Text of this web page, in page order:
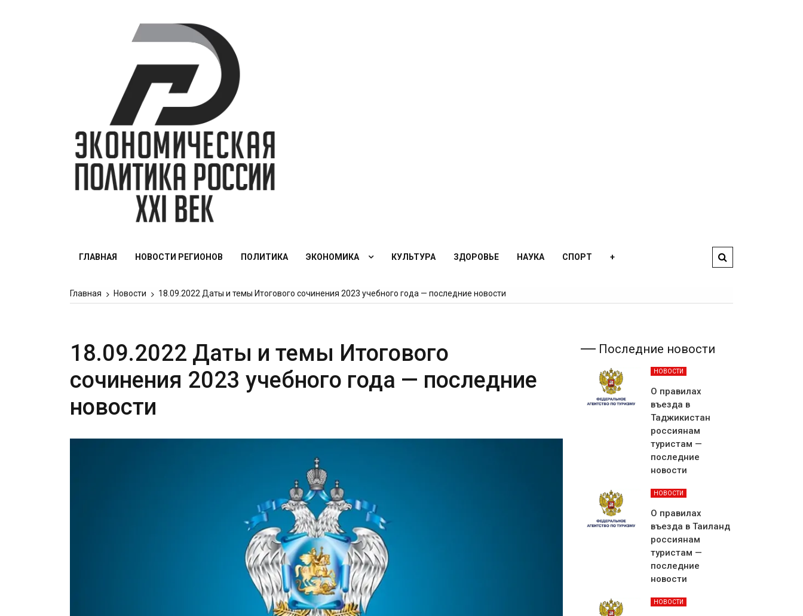
ГЛАВНАЯ НОВОСТИ РЕГИОНОВ ПОЛИТИКА ЭКОНОМИКА КУЛЬТУРА ЗДОРОВЬЕ НАУКА СПОРТ +
Главная Новости 18.09.2022 Даты и темы Итогового сочинения 2023 учебного года — последние новости
18.09.2022 Даты и темы Итогового
сочинения 2023 учебного года — последние
новости
Последние новости
НОВОСТИ
О правилах
въезда в
Таджикистан
россиянам
туристам —
последние
новости
НОВОСТИ
О правилах
въезда в Таиланд
россиянам
туристам —
последние
новости
НОВОСТИ